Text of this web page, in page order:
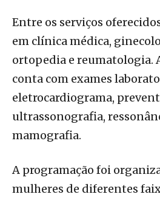
Entre os serviços
em clínica médica,
ortopedia e reumatologia.
conta com exames
eletrocardiograma,
ultrassonografia,
mamografia.
A programação foi
mulheres de diferentes